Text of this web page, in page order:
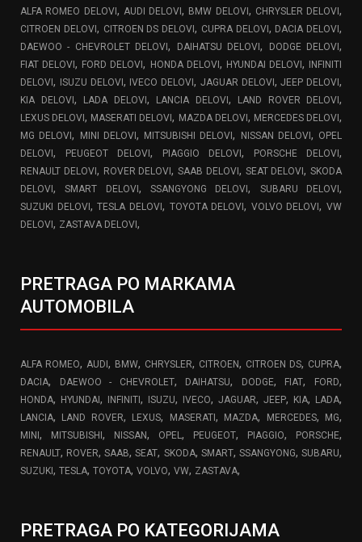
ALFA ROMEO DELOVI , AUDI DELOVI , BMW DELOVI , CHRYSLER DELOVI ,
CITROEN DELOVI , CITROEN DS DELOVI , CUPRA DELOVI , DACIA DELOVI ,
DAEWOO - CHEVROLET DELOVI, DAIHATSU DELOVI, DODGE DELOVI,
FIAT DELOVI, FORD DELOVI, HONDA DELOVI , HYUNDAI DELOVI ,
INFINITI
DELOVI , ISUZU DELOVI , IVECO DELOVI , JAGUAR DELOVI ,JEEP DELOVI ,
KIA DELOVI , LADA DELOVI , LANCIA DELOVI , LAND ROVER DELOVI ,
LEXUS DELOVI, MASERATI DELOVI, MAZDA DELOVI , MERCEDES DELOVI,
MG DELOVI, MINI DELOVI , MITSUBISHI DELOVI, NISSAN DELOVI , OPEL
DELOVI , PEUGEOT DELOVI , PIAGGIO DELOVI , PORSCHE DELOVI ,
RENAULT DELOVI , ROVER DELOVI, SAAB DELOVI , SEAT DELOVI, SKODA
DELOVI ,SMART DELOVI ,SSANGYONG DELOVI, SUBARU DELOVI,
SUZUKI DELOVI ,TESLA DELOVI , TOYOTA DELOVI, VOLVO DELOVI, VW
DELOVI , ZASTAVA DELOVI ,
PRETRAGA PO MARKAMA
AUTOMOBILA
ALFA ROMEO, AUDI , BMW, CHRYSLER, CITROEN, CITROEN DS, CUPRA,
DACIA, DAEWOO - CHEVROLET, DAIHATSU, DODGE, FIAT, FORD,
HONDA, HYUNDAI , INFINITI , ISUZU, IVECO, JAGUAR, JEEP, KIA, LADA,
LANCIA, LAND ROVER, LEXUS, MASERATI , MAZDA, MERCEDES, MG,
MINI , MITSUBISHI , NISSAN, OPEL, PEUGEOT, PIAGGIO, PORSCHE,
RENAULT, ROVER,SAAB,SEAT, SKODA, SMART, SSANGYONG,SUBARU,
SUZUKI , TESLA, TOYOTA, VOLVO, VW, ZASTAVA,
PRETRAGA PO KATEGORIJAMA